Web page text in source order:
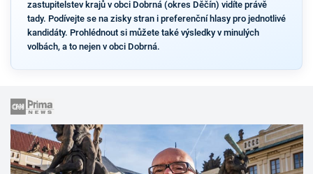
zastupitelstev krajů v obci Dobrná (okres Děčín) vidíte právě
tady. Podívejte se na zisky stran i preferenční hlasy pro jednotlivé
kandidáty. Prohlédnout si můžete také výsledky v minulých
volbách, a to nejen v obci Dobrná.